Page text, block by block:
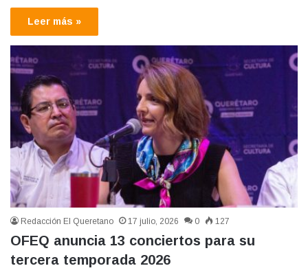
Leer más »
Redacción El Queretano 17 julio, 2026 0 127
OFEQ anuncia 13 conciertos para su
tercera temporada 2026